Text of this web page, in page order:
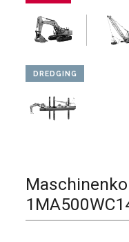
DREDGING